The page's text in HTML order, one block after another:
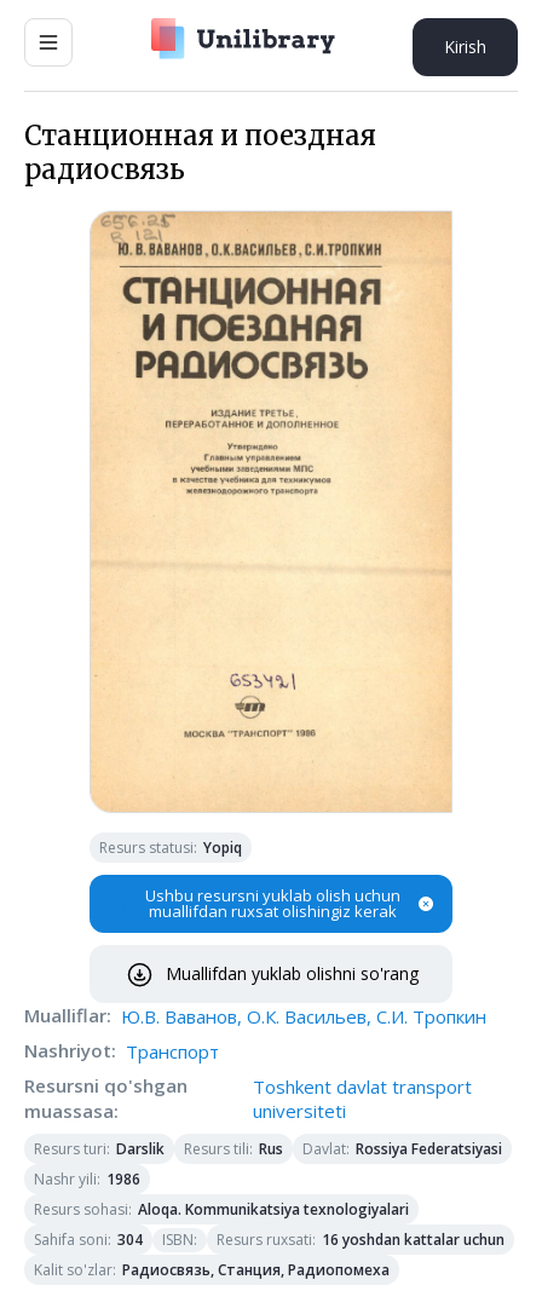
Kirish
Станционная и поездная
радиосвязь
Resurs statusi: Yopiq
Ushbu resursni yuklab olish uchun
muallifdan ruxsat olishingiz kerak
Muallifdan yuklab olishni so'rang
Mualliflar: Ю.В. Ваванов, О.К. Васильев, С.И. Тропкин
Nashriyot: Транспорт
Resursni qo'shgan
muassasa:
Toshkent davlat transport
universiteti
Resurs turi: Darslik Resurs tili: Rus Davlat: Rossiya Federatsiyasi
Nashr yili: 1986
Resurs sohasi: Aloqa. Kommunikatsiya texnologiyalari
Sahifa soni: 304 ISBN: Resurs ruxsati: 16 yoshdan kattalar uchun
Kalit so'zlar: Радиосвязь, Станция, Радиопомеха